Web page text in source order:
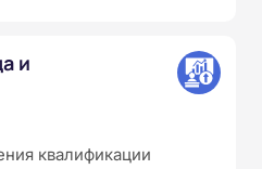
и
квалификации